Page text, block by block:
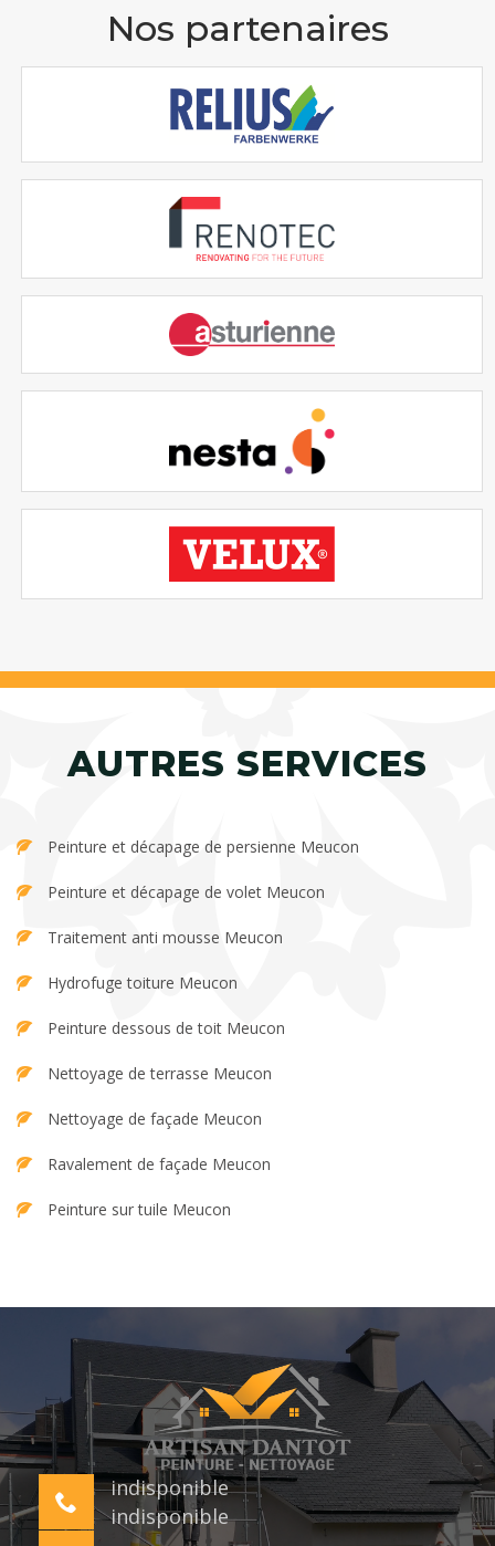
Nos partenaires
AUTRES SERVICES
Peinture et décapage de persienne Meucon
Peinture et décapage de volet Meucon
Traitement anti mousse Meucon
Hydrofuge toiture Meucon
Peinture dessous de toit Meucon
Nettoyage de terrasse Meucon
Nettoyage de façade Meucon
Ravalement de façade Meucon
Peinture sur tuile Meucon
indisponible
indisponible